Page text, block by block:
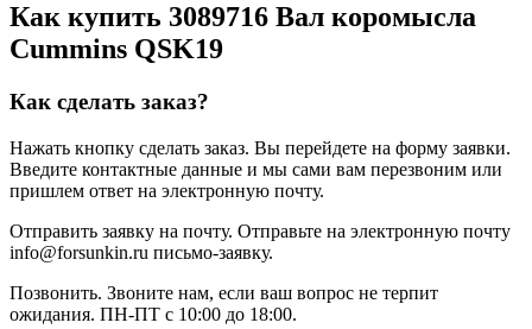
Как купить 3089716 Вал коромысла
Cummins QSK19
Как сделать заказ?
Нажать кнопку сделать заказ. Вы перейдете на форму заявки.
Введите контактные данные и мы сами вам перезвоним или
пришлем ответ на электронную почту.
Отправить заявку на почту. Отправьте на электронную почту
info@forsunkin.ru письмо-заявку.
Позвонить. Звоните нам, если ваш вопрос не терпит
ожидания. ПН-ПТ с 10:00 до 18:00.